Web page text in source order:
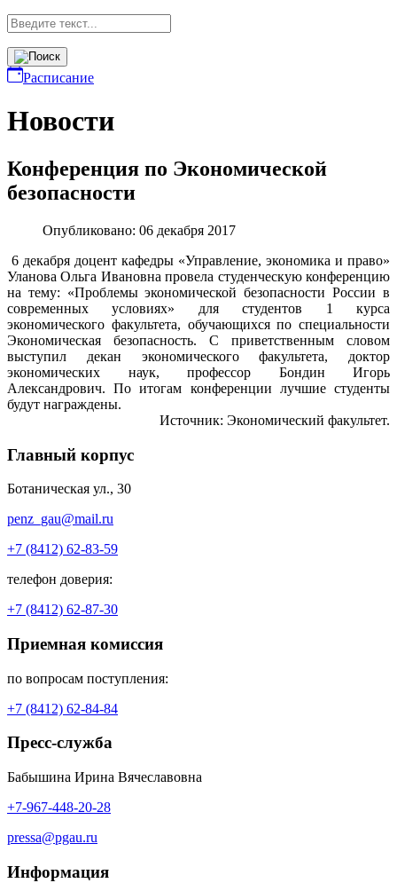
Расписание
Новости
Конференция по Экономической
безопасности
Опубликовано: 06 декабря 2017
6 декабря доцент кафедры «Управление, экономика и право»
Уланова Ольга Ивановна провела студенческую конференцию
на тему: «Проблемы экономической безопасности России в
современных условиях» для студентов 1 курса
экономического факультета, обучающихся по специальности
Экономическая безопасность. С приветственным словом
выступил декан экономического факультета, доктор
экономических наук, профессор Бондин Игорь
Александрович. По итогам конференции лучшие студенты
будут награждены.
Источник: Экономический факультет.
Главный корпус
Ботаническая ул., 30
penz_gau@mail.ru
+7 (8412) 62-83-59
телефон доверия:
+7 (8412) 62-87-30
Приемная комиссия
по вопросам поступления:
+7 (8412) 62-84-84
Пресс-служба
Бабышина Ирина Вячеславовна
+7-967-448-20-28
pressa@pgau.ru
Информация